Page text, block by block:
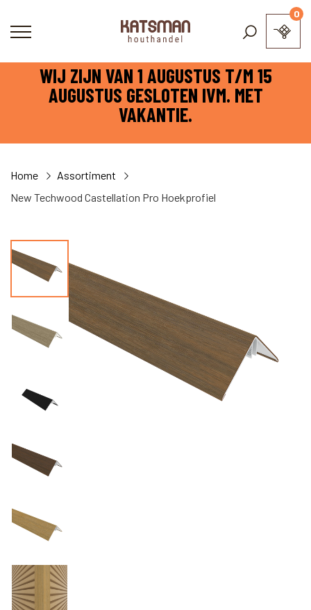
WIJ ZIJN VAN 1 AUGUSTUS T/M 15
AUGUSTUS GESLOTEN IVM. MET
VAKANTIE.
0
Home
Assortiment
New Techwood Castellation Pro Hoekprofiel